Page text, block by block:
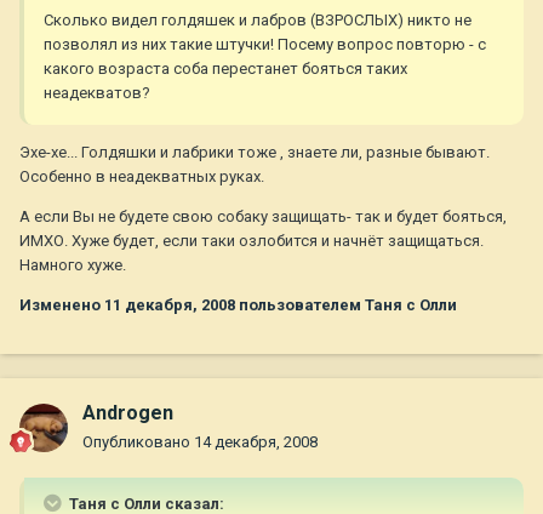
Сколько видел голдяшек и лабров (ВЗРОСЛЫХ) никто не
позволял из них такие штучки! Посему вопрос повторю - с
какого возраста соба перестанет бояться таких
неадекватов?
Эхе-хе... Голдяшки и лабрики тоже , знаете ли, разные бывают.
Особенно в неадекватных руках.
А если Вы не будете свою собаку защищать- так и будет бояться,
ИМХО. Хуже будет, если таки озлобится и начнёт защищаться.
Намного хуже.
Изменено 11 декабря, 2008 пользователем Таня с Олли
Androgen
Опубликовано 14 декабря, 2008
Таня с Олли сказал: